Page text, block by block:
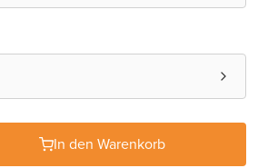
In den Warenkorb